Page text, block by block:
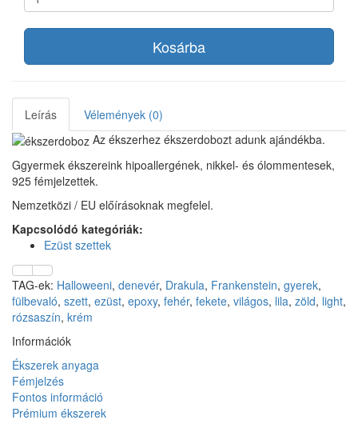
Kosárba
Leírás
Vélemények (0)
Az ékszerhez ékszerdobozt adunk ajándékba.
Ggyermek ékszereink hipoallergének, nikkel- és ólommentesek,
925 fémjelzettek.
Nemzetközi / EU előírásoknak megfelel.
Kapcsolódó kategóriák:
Ezüst szettek
TAG-ek: Halloweeni, denevér, Drakula, Frankenstein, gyerek,
fülbevaló, szett, ezüst, epoxy, fehér, fekete, világos, lila, zöld, light,
rózsaszín, krém
Információk
Ékszerek anyaga
Fémjelzés
Fontos információ
Prémium ékszerek